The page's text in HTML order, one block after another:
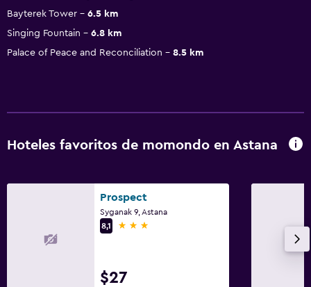
Bayterek Tower
6.5 km
Singing Fountain
6.8 km
Palace of Peace and Reconciliation
8.5 km
Hoteles favoritos de momondo en Astana
Prospect
Syganak 9, Astana
8,1
3 estrellas
$27